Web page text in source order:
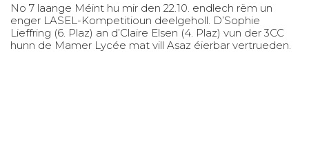
No 7 laange Méint hu mir den 22.10. endlech rëm un
enger LASEL-Kompetitioun deelgeholl. D’Sophie
Lieffring (6. Plaz) an d’Claire Elsen (4. Plaz) vun der 3CC
hunn de Mamer Lycée mat vill Asaz éierbar vertrueden.